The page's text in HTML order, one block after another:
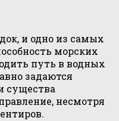
и одно из самых
морских
путь в водных
задаются
существа
несмотря